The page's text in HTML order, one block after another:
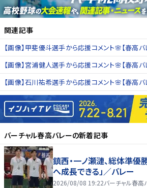
関連記事
【画像】甲斐優斗選手から応援コメント🌸【春高バ
【画像】宮浦健人選手から応援コメント🌸【春高バ
【画像】石川祐希選手から応援コメント🌸【春高バ
バーチャル春高バレーの新着記事
鎮西・一ノ瀬漣、総体準優
へ成長できる」／バレー
2026/08/08 19:22バーチャル春高